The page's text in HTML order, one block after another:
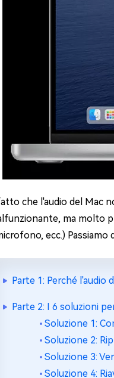
che l'audio del Mac
ma molto
ecc.) Passiamo
Parte 1: Perché l'audio
Parte 2: I 6 soluzioni
Soluzione 1:
Soluzione 2:
Soluzione 3:
Soluzione 4: